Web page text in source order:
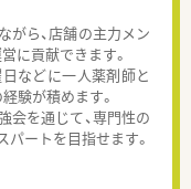
ら、店舗の主力メン
に貢献できます。
などに一人薬剤師と
験が積めます。
を通じて、専門性の
ートを目指せます。